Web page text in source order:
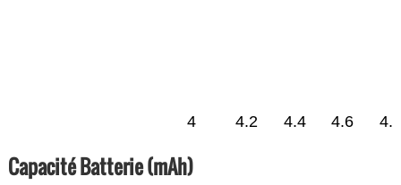
4 4.2 4.4 4.6 4.8
Capacité Batterie (mAh)